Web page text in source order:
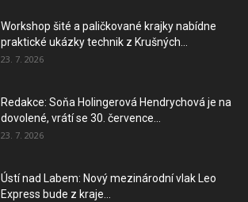
Workshop šité a paličkované krajky nabídne
praktické ukázky technik z Krušných...
23. 7. 2026
Redakce: Soňa Holingerová Hendrychová je na
dovolené, vrátí se 30. července...
23. 7. 2026
Ústí nad Labem: Nový mezinárodní vlak Leo
Express bude z kraje...